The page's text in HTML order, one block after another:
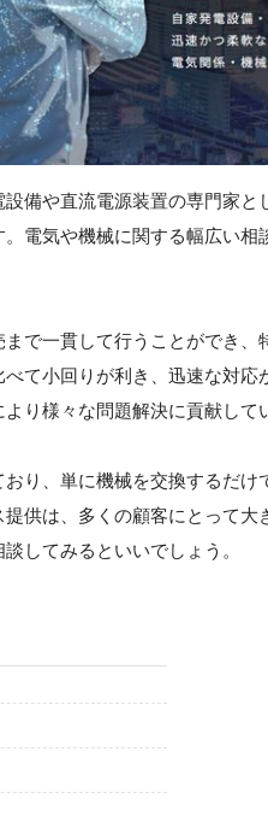
設備や直流電源装置の専門家
電気や機械に関する幅広い
で一貫して行うことができ
て小回りが利き、迅速な対
り様々な問題解決に貢献して
り、単に機械を交換するだ
供は、多くの顧客にとって
してみるといいでしょう。